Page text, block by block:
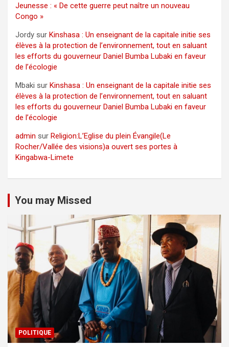
Jeunesse : « De cette guerre peut naître un nouveau
Congo »
Jordy sur Kinshasa : Un enseignant de la capitale initie ses
élèves à la protection de l’environnement, tout en saluant
les efforts du gouverneur Daniel Bumba Lubaki en faveur
de l’écologie
Mbaki sur Kinshasa : Un enseignant de la capitale initie ses
élèves à la protection de l’environnement, tout en saluant
les efforts du gouverneur Daniel Bumba Lubaki en faveur
de l’écologie
admin sur Religion:L’Eglise du plein Évangile(Le
Rocher/Vallée des visions)a ouvert ses portes à
Kingabwa-Limete
You may Missed
POLITIQUE